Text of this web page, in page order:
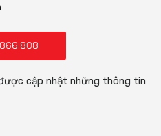
cập nhật những thông tin